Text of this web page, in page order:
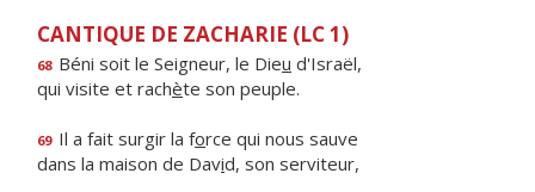
CANTIQUE DE ZACHARIE (LC 1)
68 Béni soit le Seigneur, le Dieu d'Israël,
qui visite et rachète son peuple.
69 Il a fait surgir la force qui nous sauve
dans la maison de David, son serviteur,